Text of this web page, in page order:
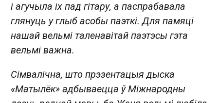
і агучыла іх пад гітару, а паспрабавала
глянуць у глыб асобы паэткі. Для памяці
нашай вельмі таленавітай паэтэсы гэта
вельмі важна.
Сімвалічна, што прэзентацыя дыска
«Матылёк» адбываецца ў Міжнародны